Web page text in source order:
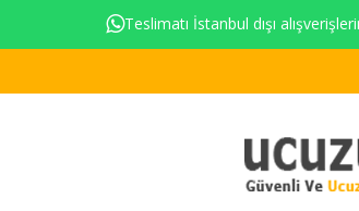
Teslimatı İstanbul dışı